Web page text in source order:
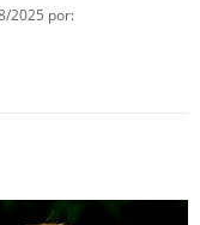
2025 por: